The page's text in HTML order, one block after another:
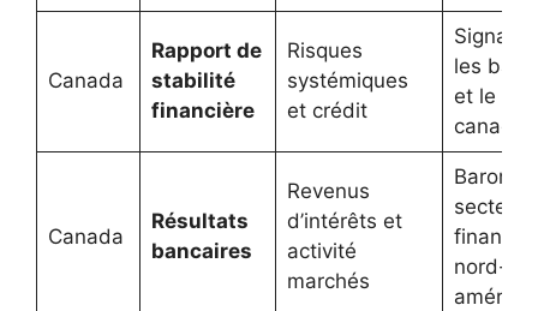
Canada
Rapport de
stabilité
financière
Risques
systémiques
et crédit
Signal
les
et le
Canada
Résultats
bancaires
Revenus
d’intérêts et
activité
marchés
secteur
financier
nord-